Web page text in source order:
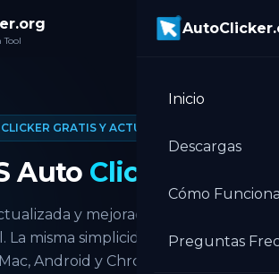
Inicio
Descargas
Cómo
Preguntas
GRATIS Y ACTUALIZADO
Auto Clicker
y mejorada del GS Auto
La misma simplicidad familiar. Gratis
Android y Chrome. Sin registro.